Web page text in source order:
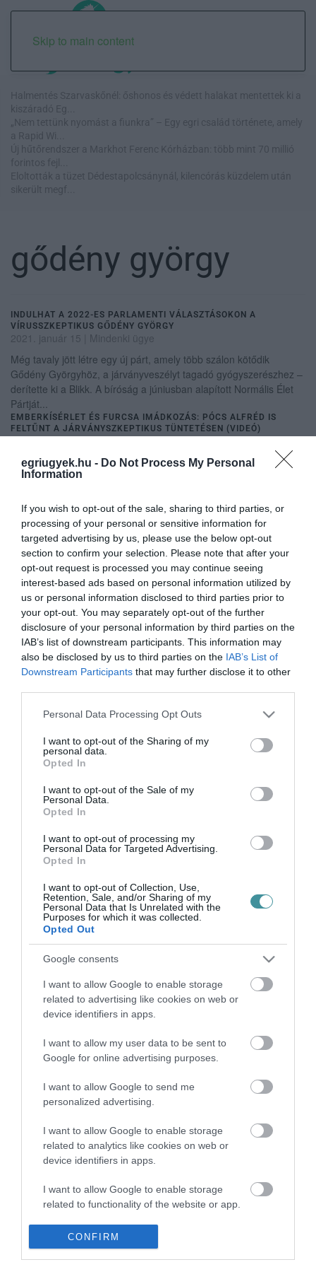
egriugyek.hu - Do Not Process My Personal
Information
If you wish to opt-out of the sale, sharing to third parties, or
processing of your personal or sensitive information for
targeted advertising by us, please use the below opt-out
section to confirm your selection. Please note that after your
opt-out request is processed you may continue seeing
interest-based ads based on personal information utilized by
us or personal information disclosed to third parties prior to
your opt-out. You may separately opt-out of the further
disclosure of your personal information by third parties on the
IAB’s list of downstream participants. This information may
also be disclosed by us to third parties on the IAB’s List of
Downstream Participants that may further disclose it to other
Please note that this website/app uses one or more Google
not limited to your visit or usage behaviour. You may click to
grant or deny consent to Google and its third-party tags to
use your data for below specified purposes in below Google
consent section.
Personal Data Processing Opt Outs
I want to opt-out of the Sharing of my
personal data.
Opted In
I want to opt-out of the Sale of my
Personal Data.
Opted In
I want to opt-out of processing my
Personal Data for Targeted Advertising.
Opted In
I want to opt-out of Collection, Use,
Retention, Sale, and/or Sharing of my
Personal Data that Is Unrelated with the
Purposes for which it was collected.
Opted Out
Google consents
I want to allow Google to enable storage
related to advertising like cookies on web or
device identifiers in apps.
I want to allow my user data to be sent to
Google for online advertising purposes.
I want to allow Google to send me
personalized advertising.
I want to allow Google to enable storage
related to analytics like cookies on web or
device identifiers in apps.
I want to allow Google to enable storage
related to functionality of the website or app.
I want to allow Google to enable storage
related to personalization.
CONFIRM
Skip to main content
Halmentés Szarvaskőnél: őshonos és védett halakat mentettek ki a
kiszáradó Eg...
„Nem tettünk nyomást a fiunkra” – Egy egri család története, amely
a Rapid Wi...
Új hűtőrendszer a Markhot Ferenc Kórházban: több mint 70 millió
forintos fejl...
Eloltották a tüzet Dédestapolcsánynál, kilencórás küzdelem után
sikerült megf...
gődény györgy
INDULHAT A 2022-ES PARLAMENTI VÁLASZTÁSOKON A
VÍRUSSZKEPTIKUS GŐDÉNY GYÖRGY
2021. január 15
Mindenki ügye
Még tavaly jött létre egy új párt, amely több szálon kötődik
Gődény Györgyhöz, a járványveszélyt tagadó gyógyszerészhez –
derítette ki a Blikk. A bíróság a júniusban alapított Normális Élet
Pártját...
EMBERKÍSÉRLET ÉS FURCSA IMÁDKOZÁS: PÓCS ALFRÉD IS
FELTŰNT A JÁRVÁNYSZKEPTIKUS TÜNTETÉSEN (VIDEÓ)
2021. március 01|Eger ügye
Vasárnap délben a Hősök terén tüntetett a Gődény Györgyhöz
köthető Vegyük vissza az életünket-csoport - számolt be az
az alapon adott...
RÉMHÍRTERJESZTÉS MIATT VÁDAT EMELHETNEK A
JÁRVÁNYSZKEPTIKUS GŐDÉNY GYÖRGY ELLEN
2021. május 05|Mindenki ügye
Gál Kristóf, az országos rendőrfőkapitányság szóvivője az
Operatív Törzs szerdai tájékoztatóáján emlékeztetett, hogy
decemberben már beszámolt arról, hogy a kiberbűnözés elleni
főosztály rémhírterj...
SZÁZMILLIÓKAT KASZÁLT A HISZÉKENYEKEN GŐDÉNY ÉS LENKEI
2021. június 02 |Mindenki ügye
A magyarországi járványkezelés egyik sajátos eszköze volt, hogy
a kórházak valós helyzetét igyekeztek elzárni a nyilvánosságtól.
RÉMHÍRTERJESZTÉS MIATT VÁDAT EMELTEK GŐDÉNY GYÖRGY
2021. június 21|Mindenki ügye
Különleges jogrend idején elkövetett rémhírterjesztés miatt emelt
vádat Gődény György ellen a Nyíregyházi Járási Ügyészség –
tudta meg a 24.hu. A vádirat lényege szerint Gődény tavaly
november ...
VÉGLEG TÖRÖLTÉK GŐDÉNY GYÖRGY YOUTUBE-CSATORNÁJÁT
Végleg törölte a YouTube Gődény György vírusszkeptikus
gyógyszerészceleb csatornáját – jelentette be maga az érintett. A
posztolt errő...
FELFÜGGESZTETT BÖRTÖNT KAPOTT GŐDÉNY
RÉMHÍRTERJESZTÉS MIATT
2021. szeptember 22
börtönbüntetést kapott, amelynek végrehajtását két évre
felfüggesztették, írja a Mandiner. Gődény egy tavaly
megjelentetett írásában egy...
KÖZEL 24 MILLIÓS BÍRSÁGOT KAPOTT A CÉG, AMELYIK GŐDÉNY
GYÖRGGYEL REKLÁMOZOTT
A Nutriversum Kft. az uniós ágazati szabályokkal ellentétesen, a
Gődény György gyógyszerésszel – állapította meg a Gazdasági
Versenyh...
2022. február 21|Eger ügye
Már öt jelölt összegyűjtötte az aláírásokat Heves megye 1-es
Fidesz és az Egységben Magyarországért ellenzéki
pártszövetség jelöltj...
VISSZALÉPŐ GYÖNGYÖSI JELÖLTJÉT?
2022. március 08|Környék ügye
Az egyik áruházlánc papírzacskójában és egy túlterhelt